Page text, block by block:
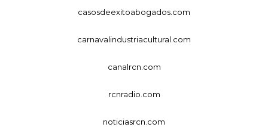
casosdeexitoabogados.com
carnavalindustriacultural.com
canalrcn.com
rcnradio.com
noticiasrcn.com